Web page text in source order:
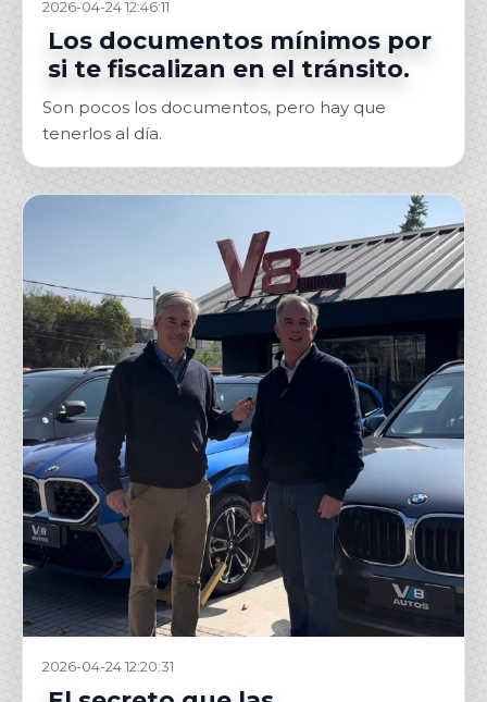
2026-04-24 12:46:11
Los documentos mínimos por
si te fiscalizan en el tránsito.
Son pocos los documentos, pero hay que
tenerlos al día.
2026-04-24 12:20:31